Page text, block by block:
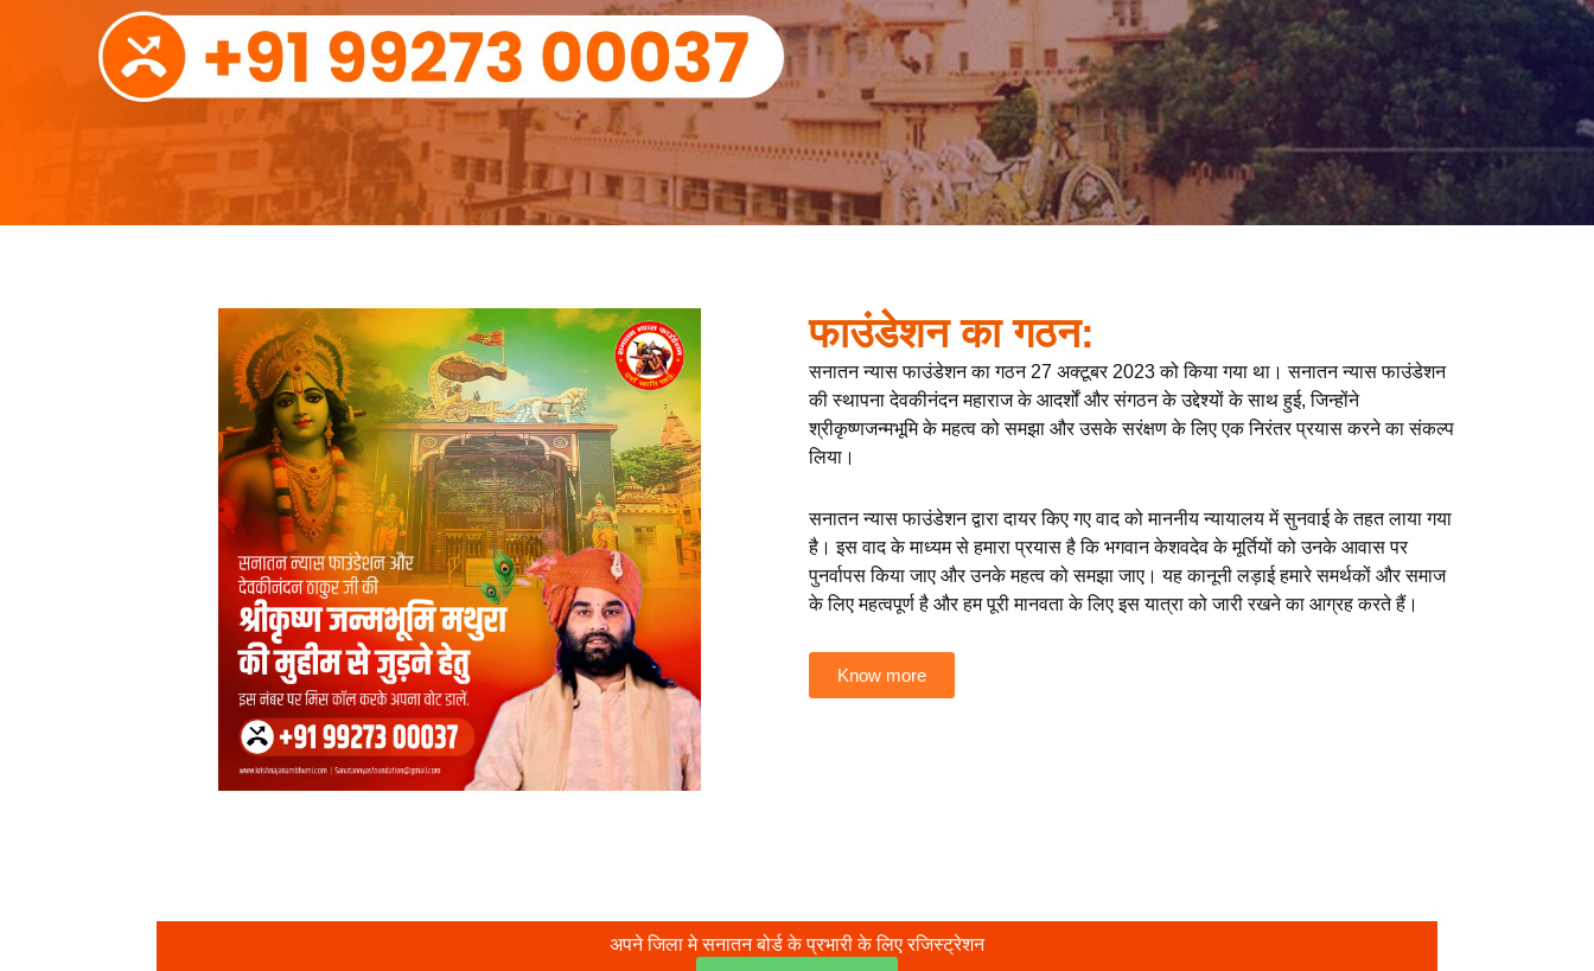
फाउंडेशन का गठन:
सनातन न्यास फाउंडेशन का गठन 27 अक्टूबर 2023 को किया गया था। सनातन न्यास फाउंडेशन
की स्थापना देवकीनंदन महाराज के आदर्शों और संगठन के उद्देश्यों के साथ हुई, जिन्होंने
श्रीकृष्णजन्मभूमि के महत्व को समझा और उसके सरंक्षण के लिए एक निरंतर प्रयास करने का संकल्प
लिया।
सनातन न्यास फाउंडेशन द्वारा दायर किए गए वाद को माननीय न्यायालय में सुनवाई के तहत लाया गया
है। इस वाद के माध्यम से हमारा प्रयास है कि भगवान केशवदेव के मूर्तियों को उनके आवास पर
पुनर्वापस किया जाए और उनके महत्व को समझा जाए। यह कानूनी लड़ाई हमारे समर्थकों और समाज
के लिए महत्वपूर्ण है और हम पूरी मानवता के लिए इस यात्रा को जारी रखने का आग्रह करते हैं।
Know more
अपने जिला मे सनातन बोर्ड के प्रभारी के लिए रजिस्ट्रेशन